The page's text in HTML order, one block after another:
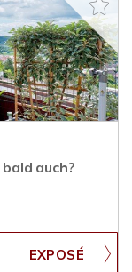
auch?